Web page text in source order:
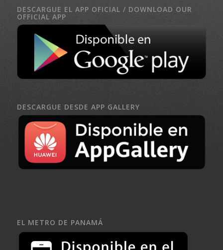
DESCARGUE EL APP OFICIAL / DOWNLOAD OUR
OFFICIAL APP
DESCARGUE DESDE APP GALLERY
EL METRO DE PANAMÁ